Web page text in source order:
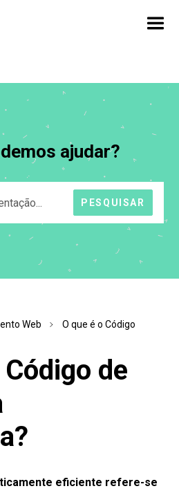
ajudar?
PESQUISAR
Web
O que é o Código
de
eficiente refere-se